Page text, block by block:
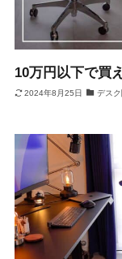
10万円以下で買
2024年8月25日 デス